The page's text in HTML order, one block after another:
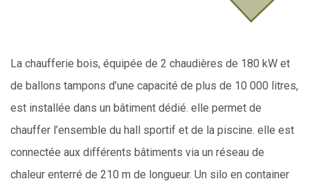
La chaufferie bois, équipée de 2 chaudières de 180 kW et
de ballons tampons d’une capacité de plus de 10 000 litres,
est installée dans un bâtiment dédié. elle permet de
chauffer l’ensemble du hall sportif et de la piscine. elle est
connectée aux différents bâtiments via un réseau de
chaleur enterré de 210 m de longueur. Un silo en container